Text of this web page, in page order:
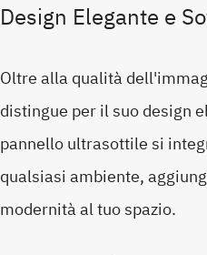
Design Elegante e
Oltre alla qualità
distingue per il suo design
pannello ultrasottile si
qualsiasi ambiente,
modernità al tuo spazio.